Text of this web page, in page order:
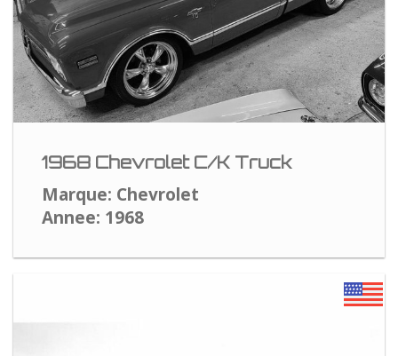
1968 Chevrolet C/K Truck
Marque: Chevrolet
Annee: 1968